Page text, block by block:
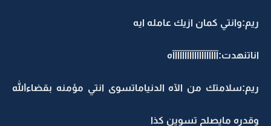
ريم:وانتي كمان ازيك عامله ايه
اناتنهدت:آآآآآآآآآآآآآآآآآآآه
ريم:سلامتك من الآه الدنياماتسوى انتي مؤمنه بقضاءالله
وقدره مايصلح تسوين كذا